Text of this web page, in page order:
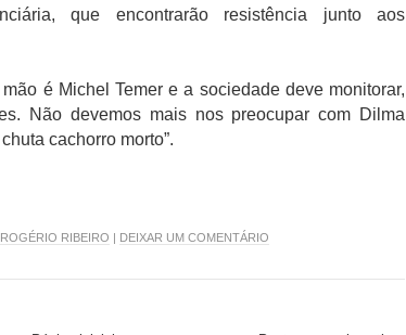
que encontrarão resistência junto aos
é Michel Temer e a sociedade deve monitorar,
Não devemos mais nos preocupar com Dilma
cachorro morto”.
ROGÉRIO RIBEIRO | DEIXAR UM COMENTÁRIO